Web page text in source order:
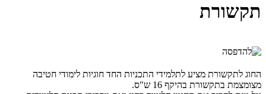
תקשורת
החוג לתקשורת מציע לתלמידי התכניות החד חוגיות לימודי חטיבה
מצומצמת בתקשורת בהיקף 16 ש"ס.